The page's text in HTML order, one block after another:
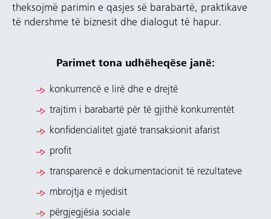
theksojmë parimin e qasjes së barabartë, praktikave
të ndershme të biznesit dhe dialogut të hapur.
Parimet tona udhëheqëse janë:
konkurrencë e lirë dhe e drejtë
trajtim i barabartë për të gjithë konkurrentët
konfidencialitet gjatë transaksionit afarist
profit
transparencë e dokumentacionit të rezultateve
mbrojtja e mjedisit
përgjegjësia sociale